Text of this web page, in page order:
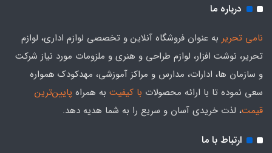
درباره ما
نامی تحریر به عنوان فروشگاه آنلاین و تخصصی لوازم اداری، لوازم
تحریر، نوشت افزار، لوازم طراحی و هنری و ملزومات مورد نیاز شرکت
و سازمان ها، ادارات، مدارس و مراکز آموزشی، مهدکودک همواره
سعی نموده تا با ارائه محصولات با کیفیت به همراه پایین‌ترین
قیمت، لذت خریدی آسان و سریع را به شما هدیه‌ دهد.
ارتباط با ما